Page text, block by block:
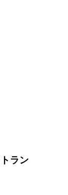
ラン